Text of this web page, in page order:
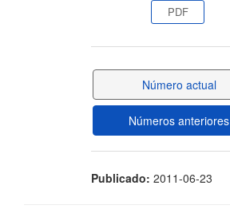
artículo
PDF
Número actual
Números anteriores
Publicado: 2011-06-23